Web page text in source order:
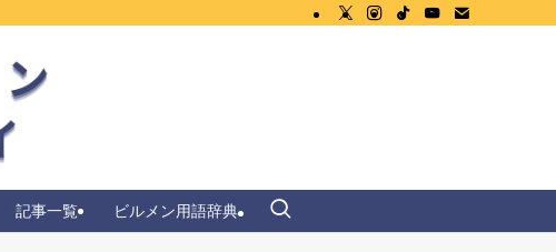
記事一覧 ビルメン用語辞典